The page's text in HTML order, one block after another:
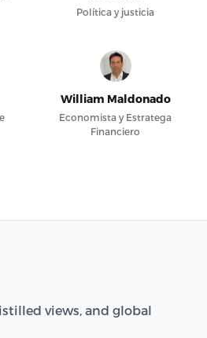
Política y justicia
William Maldonado
Economista y Estratega
Financiero
views, and global